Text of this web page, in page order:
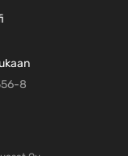
8